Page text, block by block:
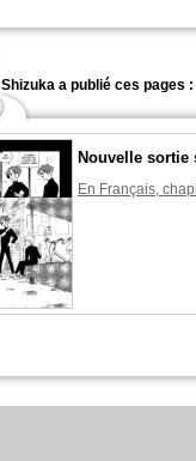
Shizuka a publié ces pages :
Nouvelle sortie
En Français,